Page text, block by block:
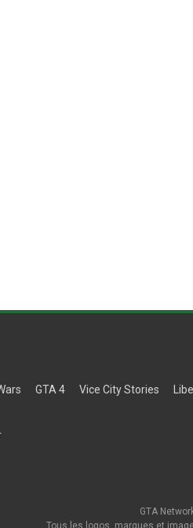
GTA 4 Vice City Stories
GTA